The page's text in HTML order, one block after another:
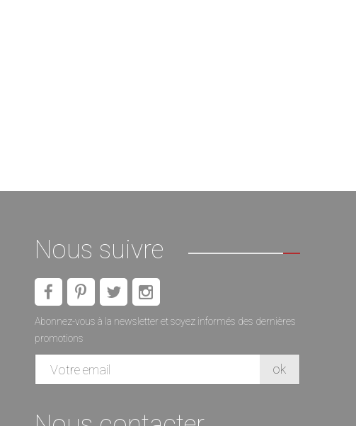
Nous suivre
Abonnez-vous à la newsletter et soyez informés des dernières
promotions